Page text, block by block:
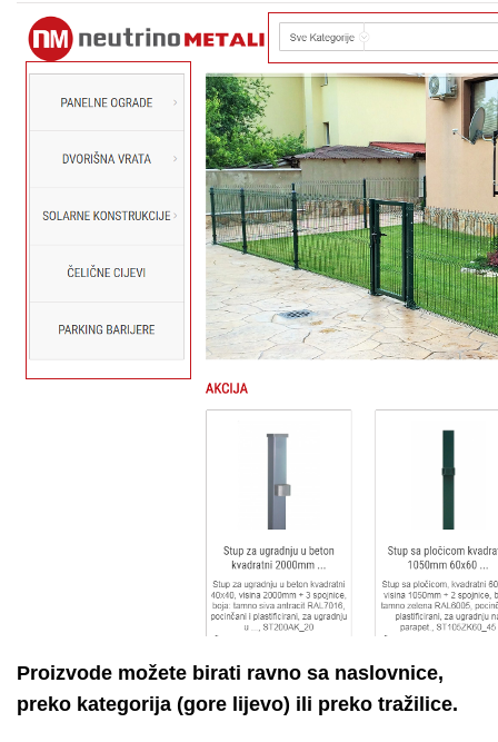
Proizvode možete birati ravno sa naslovnice,
preko kategorija (gore lijevo) ili preko tražilice.